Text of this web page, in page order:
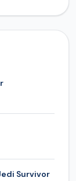
Survivor